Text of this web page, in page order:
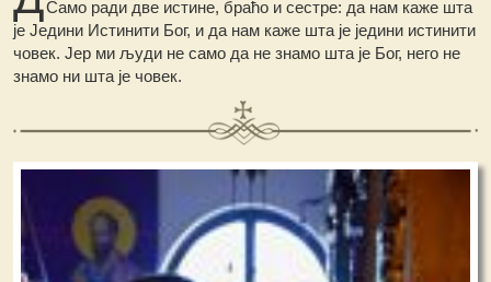
Само ради две истине, браћо и сестре: да нам каже шта
је Једини Истинити Бог, и да нам каже шта је једини истинити
човек. Јер ми људи не само да не знамо шта је Бог, него не
знамо ни шта је човек.